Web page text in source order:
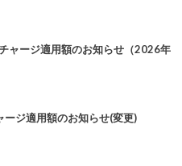
ャージ適用額のお知らせ（2026年
ジ適用額のお知らせ(変更)